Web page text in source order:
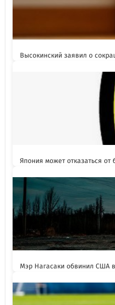
Высокинский заявил о
Япония может отказаться от
Мэр Нагасаки обвинил США